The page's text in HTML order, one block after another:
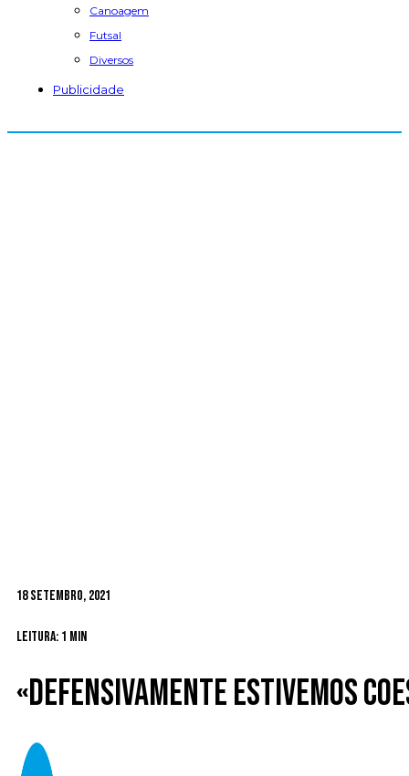
Canoagem
Futsal
Diversos
Publicidade
18 Setembro, 2021
Leitura: 1 min
«Defensivamente estivemos